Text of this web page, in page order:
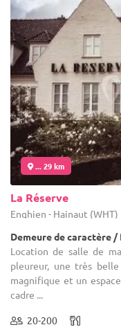
... 29 km
La Réserve
Enghien - Hainaut (WHT)
Demeure de caractère /
Location de salle de
pleureur, une très
magnifique et un
cadre ...
20-200